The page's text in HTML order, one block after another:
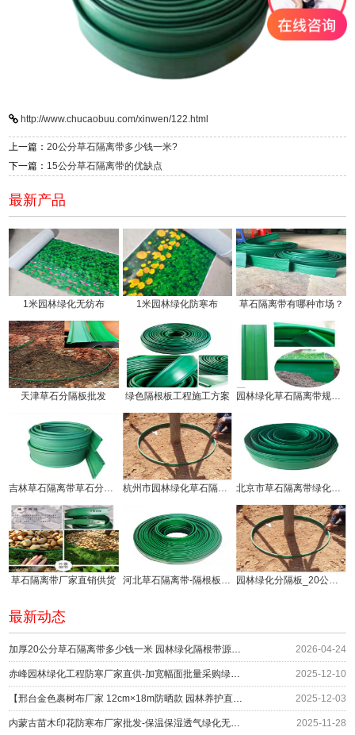
http://www.chucaobuu.com/xinwen/122.html
上一篇：20公分草石隔离带多少钱一米?
下一篇： 15公分草石隔离带的优缺点
最新产品
1米园林绿化无纺布 1米园林绿化防寒布 草石隔离带有哪种市场？
天津草石分隔板批发 绿色隔根板工程施工方案
杭州市园林绿化草石隔离带价钱!
草石隔离带厂家直销供货
最新动态
2026-04-24
2025-12-10
2025-12-03
2025-11-28